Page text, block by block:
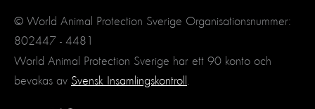
© World Animal Protection Sverige Organisationsnummer:
802447 - 4481
World Animal Protection Sverige har ett 90 konto och
bevakas av Svensk Insamlingskontroll